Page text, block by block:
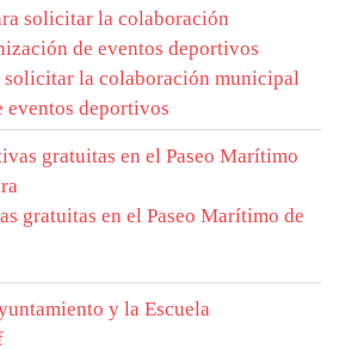
la colaboración municipal
eventos deportivos
gratuitas en el Paseo Marítimo de